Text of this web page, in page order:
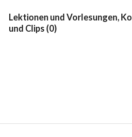
Lektionen und Vorlesungen,
und Clips (0)